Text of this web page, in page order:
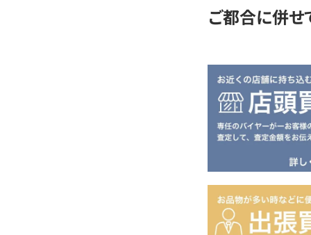
ご都合に併せ